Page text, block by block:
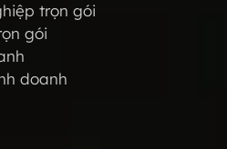
trọn gói
gói
doanh